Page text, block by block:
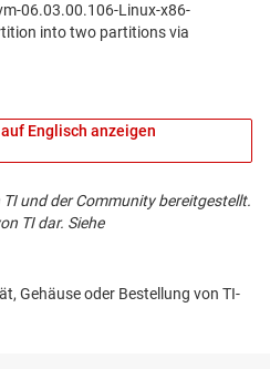
Englisch anzeigen
und der Community bereitgestellt.
TI dar. Siehe
Gehäuse oder Bestellung von TI-